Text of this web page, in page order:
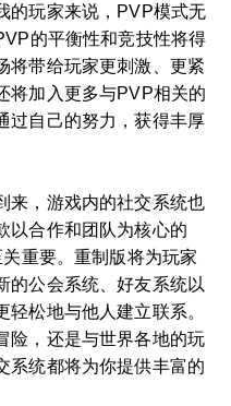
的玩家来说，PVP模式无
的平衡性和竞技性将得
将带给玩家更刺激、更紧
将加入更多与PVP相关的
过自己的努力，获得丰厚
来，游戏内的社交系统也
以合作和团队为核心的
重要。重制版将为玩家
的公会系统、好友系统以
松地与他人建立联系。
险，还是与世界各地的玩
系统都将为你提供丰富的